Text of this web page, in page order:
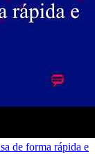
de forma rápida e